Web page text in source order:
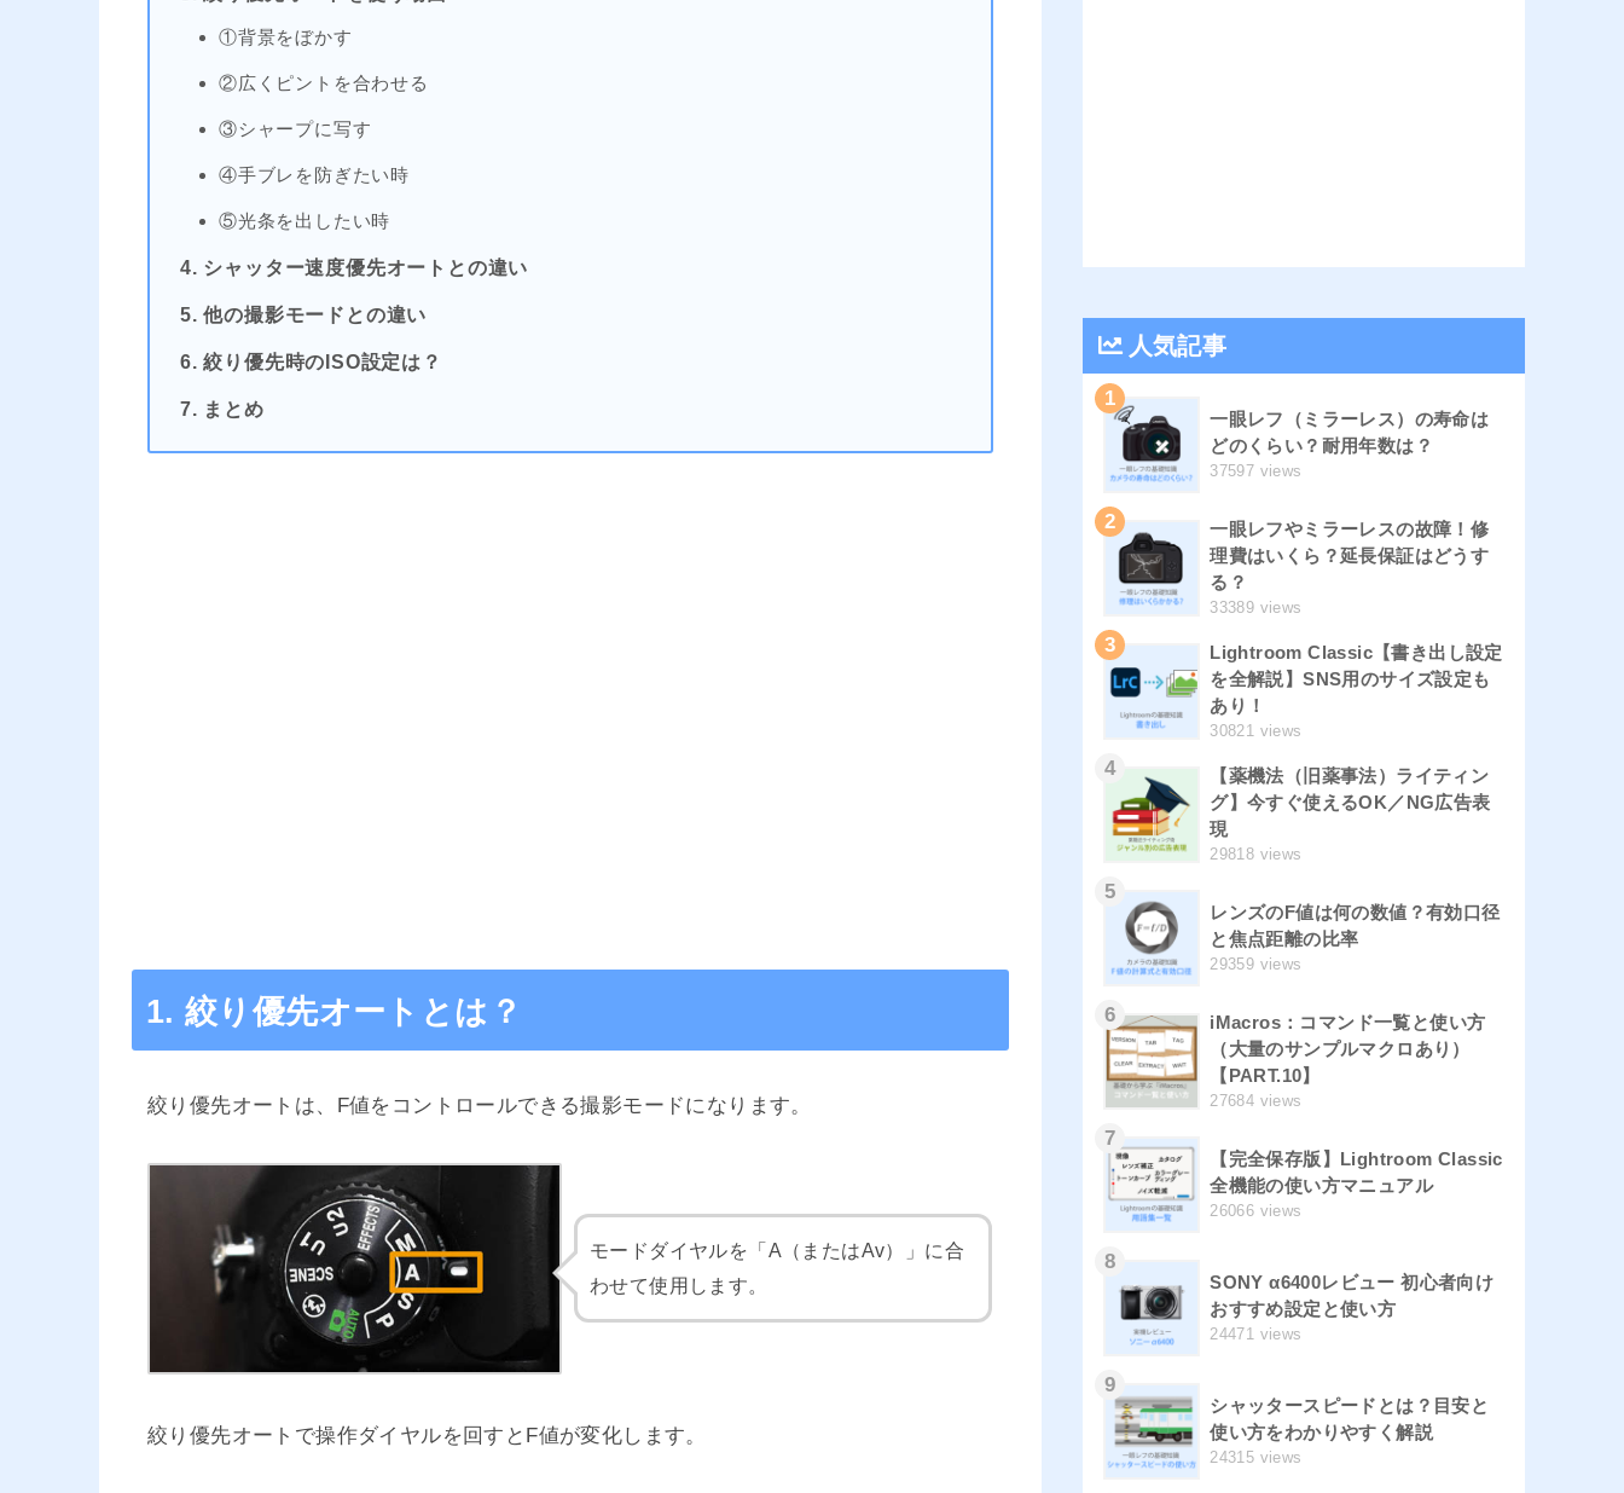
①背景をぼかす
②広くピントを合わせる
③シャープに写す
④手ブレを防ぎたい時
⑤光条を出したい時
4. シャッター速度優先オートとの違い
5. 他の撮影モードとの違い
6. 絞り優先時のISO設定は？
7. まとめ
1. 絞り優先オートとは？
絞り優先オートは、F値をコントロールできる撮影モードになります。
モードダイヤルを「A（またはAv）」に合
わせて使用します。
絞り優先オートで操作ダイヤルを回すとF値が変化します。
人気記事
1
一眼レフ（ミラーレス）の寿命は
どのくらい？耐用年数は？
37597 views
2
一眼レフやミラーレスの故障！修
理費はいくら？延長保証はどうす
る？
33389 views
3
Lightroom Classic【書き出し設定
を全解説】SNS用のサイズ設定も
あり！
30821 views
4
【薬機法（旧薬事法）ライティン
グ】今すぐ使えるOK／NG広告表
現
29818 views
5
レンズのF値は何の数値？有効口径
と焦点距離の比率
29359 views
6
iMacros：コマンド一覧と使い方
（大量のサンプルマクロあり）
【PART.10】
27684 views
7
【完全保存版】Lightroom Classic
全機能の使い方マニュアル
26066 views
8
SONY α6400レビュー 初心者向け
おすすめ設定と使い方
24471 views
9
シャッタースピードとは？目安と
使い方をわかりやすく解説
24315 views